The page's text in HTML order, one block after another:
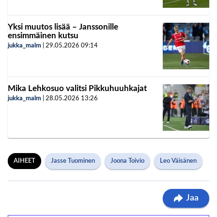
Yksi muutos lisää – Janssonille
ensimmäinen kutsu
jukka_malm 29.05.2026 09:14
Mika Lehkosuo valitsi Pikkuhuuhkajat
jukka_malm 28.05.2026 13:26
AIHEET Jasse Tuominen Joona Toivio Leo Väisänen
Jaa